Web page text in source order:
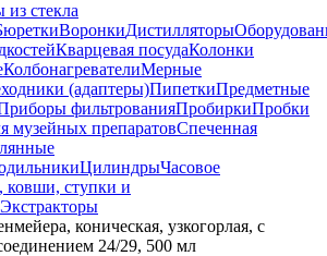
стекла
ВоронкиДистилляторы
Кварцевая посудаКолонки
КолбонагревателиМерные
(адаптеры)ПипеткиПредметные
фильтрованияПробиркиПробки
музейных препаратовСпеченная
ЦилиндрыЧасовое
ковши, ступки и
Экстракторы
коническая, узкогорлая, с
24/29, 500 мл